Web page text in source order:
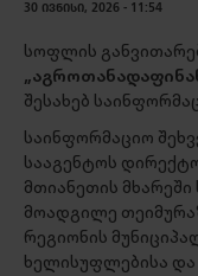
30 ᲘᲕᲜᲘᲡᲘ, 2026 - 11:54
სოფლის
შესახებ
საინფორმაციო
სააგენტოს
მთიანეთის
მოადგილე
რეგიონის
ხელისუფლებისა